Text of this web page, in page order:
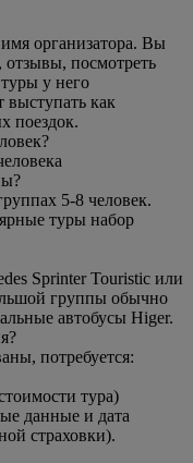
организатора. Вы
посмотреть
у него
как
поездок.
5-8 человек.
туры набор
Sprinter Touristic или
группы обычно
автобусы Higer.
потребуется:
тура)
данные и дата
страховки).